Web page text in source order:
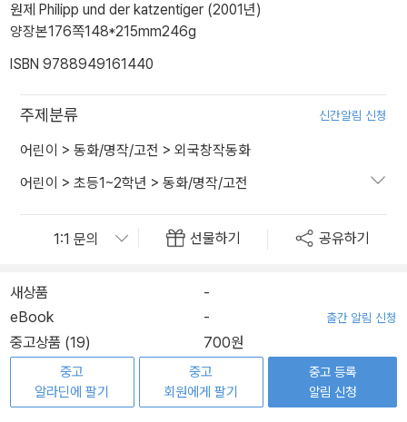
원제 Philipp und der katzentiger (2001년)
양장본176쪽148*215mm246g
ISBN 9788949161440
주제분류 신간알림 신청
어린이 > 동화/명작/고전 > 외국창작동화
어린이 > 초등1~2학년 > 동화/명작/고전
선물하기 공유하기
새상품
-
eBook
- 출간 알림 신청
중고상품 (19) 700원
중고
알라딘에 팔기
중고
회원에게 팔기
중고 등록
알림 신청